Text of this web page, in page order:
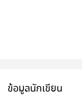
ข้อมูลนักเขียน